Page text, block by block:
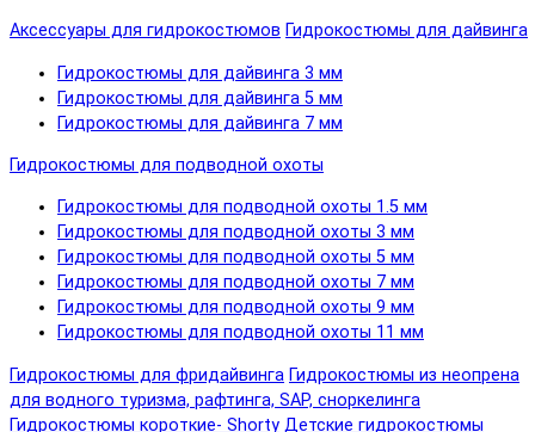
Аксессуары для гидрокостюмов Гидрокостюмы для дайвинга
Гидрокостюмы для дайвинга 3 мм
Гидрокостюмы для дайвинга 5 мм
Гидрокостюмы для дайвинга 7 мм
Гидрокостюмы для подводной охоты
Гидрокостюмы для подводной охоты 1.5 мм
Гидрокостюмы для подводной охоты 3 мм
Гидрокостюмы для подводной охоты 5 мм
Гидрокостюмы для подводной охоты 7 мм
Гидрокостюмы для подводной охоты 9 мм
Гидрокостюмы для подводной охоты 11 мм
Гидрокостюмы для фридайвинга Гидрокостюмы из неопрена
для водного туризма, рафтинга, SAP, сноркелинга
Гидрокостюмы короткие- Shorty Детские гидрокостюмы